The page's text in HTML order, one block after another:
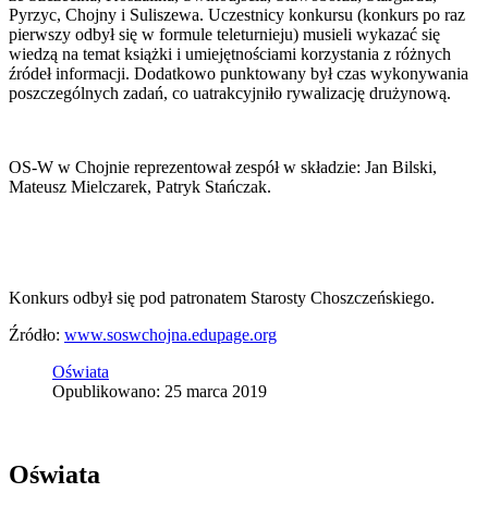
Pyrzyc, Chojny i Suliszewa. Uczestnicy konkursu (konkurs po raz
pierwszy odbył się w formule teleturnieju) musieli wykazać się
wiedzą na temat książki i umiejętnościami korzystania z różnych
źródeł informacji. Dodatkowo punktowany był czas wykonywania
poszczególnych zadań, co uatrakcyjniło rywalizację drużynową.
OS-W w Chojnie reprezentował zespół w składzie: Jan Bilski,
Mateusz Mielczarek, Patryk Stańczak.
Konkurs odbył się pod patronatem Starosty Choszczeńskiego.
Źródło: www.soswchojna.edupage.org
Oświata
Opublikowano: 25 marca 2019
Oświata